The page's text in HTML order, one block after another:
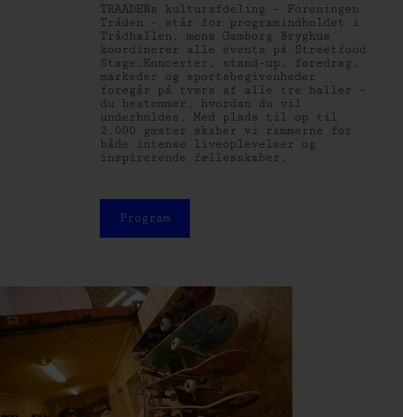
TRAADENs kulturafdeling – Foreningen
Tråden – står for programindholdet i
Trådhallen, mens Gamborg Bryghus
koordinerer alle events på Streetfood
Stage.Koncerter, stand-up, foredrag,
markeder og sportsbegivenheder
foregår på tværs af alle tre haller –
du bestemmer, hvordan du vil
underholdes. Med plads til op til
2.000 gæster skaber vi rammerne for
både intense liveoplevelser og
inspirerende fællesskaber.
Program